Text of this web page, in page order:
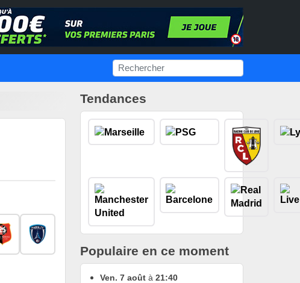
Tendances
Populaire en ce moment
Ven. 7 août à 21:40